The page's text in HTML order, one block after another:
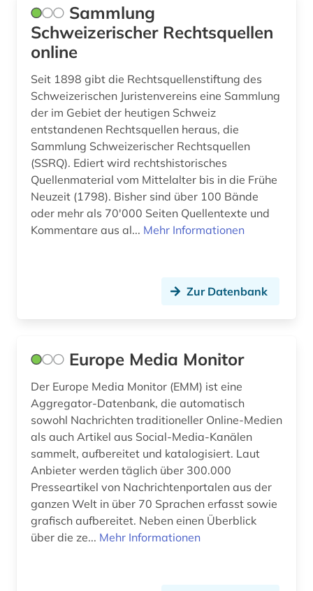
Sammlung
Schweizerischer Rechtsquellen
online
Seit 1898 gibt die Rechtsquellenstiftung des
Schweizerischen Juristenvereins eine Sammlung
der im Gebiet der heutigen Schweiz
entstandenen Rechtsquellen heraus, die
Sammlung Schweizerischer Rechtsquellen
(SSRQ). Ediert wird rechtshistorisches
Quellenmaterial vom Mittelalter bis in die Frühe
Neuzeit (1798). Bisher sind über 100 Bände
oder mehr als 70'000 Seiten Quellentexte und
Kommentare aus al... Mehr Informationen
Zur Datenbank
Europe Media Monitor
Der Europe Media Monitor (EMM) ist eine
Aggregator-Datenbank, die automatisch
sowohl Nachrichten traditioneller Online-Medien
als auch Artikel aus Social-Media-Kanälen
sammelt, aufbereitet und katalogisiert. Laut
Anbieter werden täglich über 300.000
Presseartikel von Nachrichtenportalen aus der
ganzen Welt in über 70 Sprachen erfasst sowie
grafisch aufbereitet. Neben einen Überblick
über die ze... Mehr Informationen